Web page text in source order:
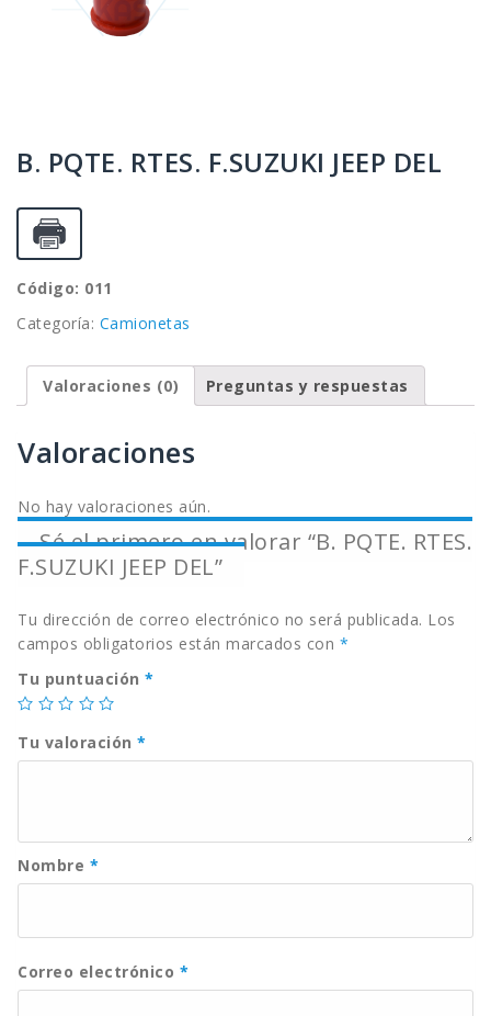
B. PQTE. RTES. F.SUZUKI JEEP DEL
Código: 011
Categoría: Camionetas
Valoraciones (0) Preguntas y respuestas
Valoraciones
No hay valoraciones aún.
Sé el primero en valorar “B. PQTE. RTES.
F.SUZUKI JEEP DEL”
Tu dirección de correo electrónico no será publicada. Los
campos obligatorios están marcados con *
Tu puntuación *
Tu valoración *
Nombre *
Correo electrónico *